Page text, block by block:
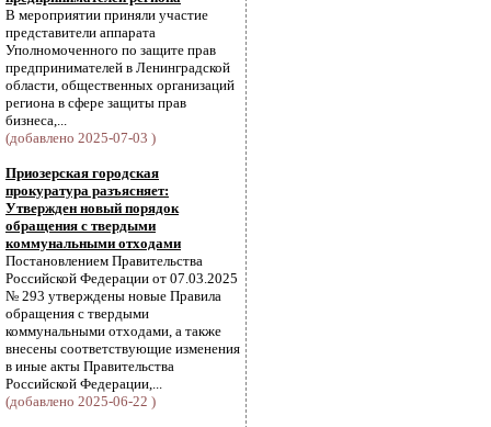
В мероприятии приняли участие
представители аппарата
Уполномоченного по защите прав
предпринимателей в Ленинградской
области, общественных организаций
региона в сфере защиты прав
бизнеса,...
(добавлено 2025-07-03 )
Приозерская городская
прокуратура разъясняет:
Утвержден новый порядок
обращения с твердыми
коммунальными отходами
Постановлением Правительства
Российской Федерации от 07.03.2025
№ 293 утверждены новые Правила
обращения с твердыми
коммунальными отходами, а также
внесены соответствующие изменения
в иные акты Правительства
Российской Федерации,...
(добавлено 2025-06-22 )